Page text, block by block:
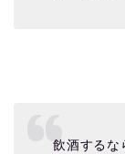
飲酒するな